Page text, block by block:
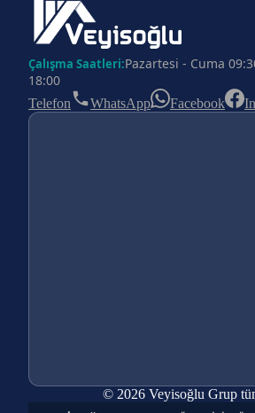
Çalışma Saatleri:Pazartesi - Cuma
18:00
Telefon WhatsApp Facebook
© 2026 Veyisoğlu Grup